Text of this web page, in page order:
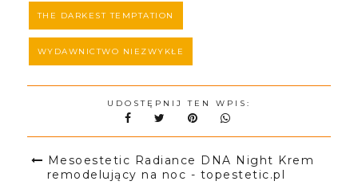
THE DARKEST TEMPTATION
WYDAWNICTWO NIEZWYKŁE
UDOSTĘPNIJ TEN WPIS:
Mesoestetic Radiance DNA Night Krem
remodelujący na noc - topestetic.pl